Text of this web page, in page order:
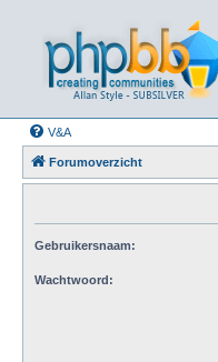
V&A
Forumoverzicht
Gebruikersnaam:
Wachtwoord: